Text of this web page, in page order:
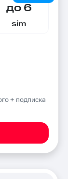
до 6
sim
+ подписка